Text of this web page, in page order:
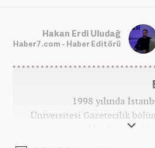
Hakan Erdi Uludağ
Haber7.com - Haber Editörü
1998 yılında
Üniversitesi Gazetecilik
mezun oldu.